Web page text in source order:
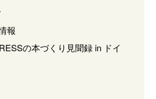
報
の本づくり見聞録 in ドイ